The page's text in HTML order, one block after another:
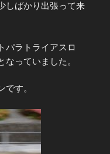
しばかり出張って来
パラトライアスロ
っていました。
す。